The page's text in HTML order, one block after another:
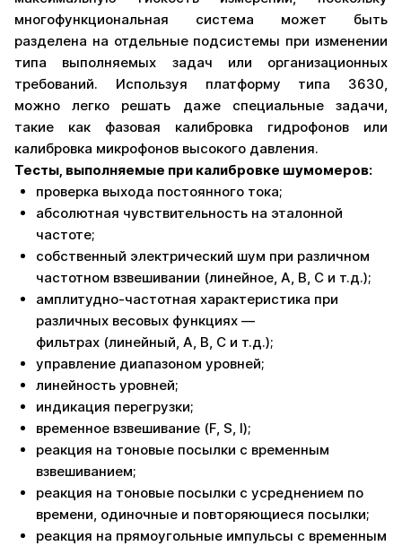
многофункциональная система может быть
разделена на отдельные подсистемы при изменении
типа выполняемых задач или организационных
требований. Используя платформу типа 3630,
можно легко решать даже специальные задачи,
такие как фазовая калибровка гидрофонов или
калибровка микрофонов высокого давления.
Тесты, выполняемые при калибровке шумомеров:
проверка выхода постоянного тока;
абсолютная чувствительность на эталонной
частоте;
собственный электрический шум при различном
частотном взвешивании (линейное, А, В, С и т.д.);
амплитудно-частотная характеристика при
различных весовых функциях —
фильтрах (линейный, А, В, С и т.д.);
управление диапазоном уровней;
линейность уровней;
индикация перегрузки;
временное взвешивание (F, S, I);
реакция на тоновые посылки с временным
взвешиванием;
реакция на тоновые посылки с усреднением по
времени, одиночные и повторяющиеся посылки;
реакция на прямоугольные импульсы с временным